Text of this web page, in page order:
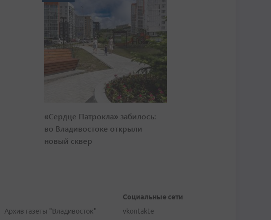
«Сердце Патрокла» забилось:
во Владивостоке открыли
новый сквер
Архив газеты "Владивосток"
Социальные сети
vkontakte